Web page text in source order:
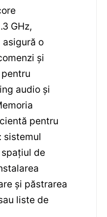
GHz,
o
și
audio și
pentru
sistemul
de
și păstrarea
liste de